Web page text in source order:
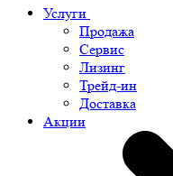
Услуги
Продажа
Сервис
Лизинг
Трейд-ин
Доставка
Акции